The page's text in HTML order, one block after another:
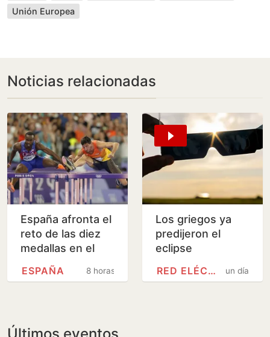
Unión Europea
Noticias relacionadas
España afronta el
reto de las diez
medallas en el
Europeo de
atletismo
8 horas
ESPAÑA
Los griegos ya
predijeron el
eclipse
un día
RED ELÉCTRICA